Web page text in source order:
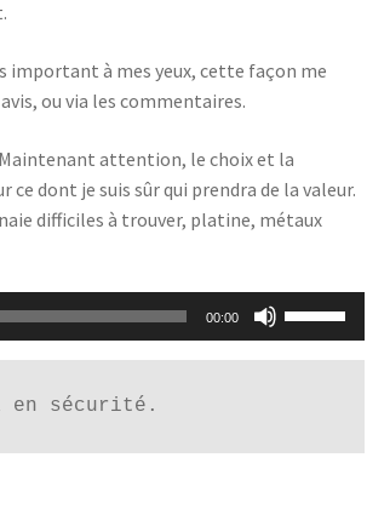
important à mes yeux, cette façon me
ou via les commentaires.
attention, le choix et la
ce dont je suis sûr qui prendra de la valeur.
difficiles à trouver, platine, métaux
00:00
les
flèches
augmenter
en sécurité.